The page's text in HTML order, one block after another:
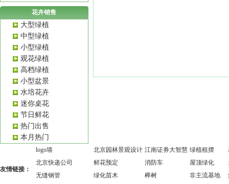
花卉销售
大型绿植
中型绿植
小型绿植
观花绿植
高档绿植
小型盆景
水培花卉
迷你桌花
节日鲜花
热门出售
本月热门
友情链接：
logo墙 北京园林景观设计 江南证券大智慧 绿植租摆
北京快递公司
鲜花预定 消防车 屋顶绿化
无缝钢管
绿化苗木 榉树 非主流基地